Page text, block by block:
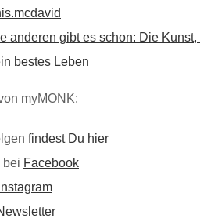
anderen gibt es schon: Die
bestes Leben
myMONK:
findest Du hier
bei Facebook
Instagram